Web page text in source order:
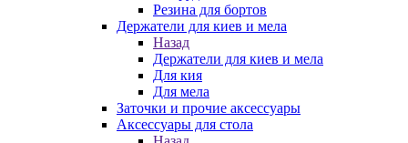
Резина для бортов
Держатели для киев и мела
Назад
Держатели для киев и мела
Для кия
Для мела
Заточки и прочие аксессуары
Аксессуары для стола